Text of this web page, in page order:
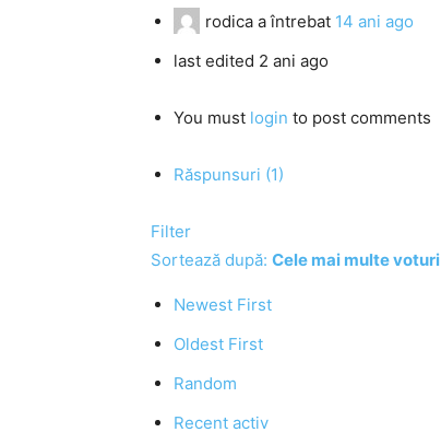
rodica a întrebat 14 ani ago
last edited 2 ani ago
You must login to post comments
Răspunsuri (1)
Filter
Sortează după: Cele mai multe voturi
Newest First
Oldest First
Random
Recent activ